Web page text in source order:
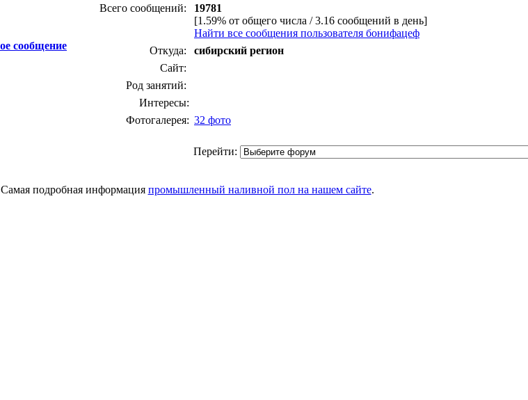
Всего сообщений:
19781
[1.59% от общего числа / 3.16 сообщений в день]
Найти все сообщения пользователя бонифацеф
Откуда:
сибирский регион
Сайт:
Род занятий:
Интересы:
Фотогалерея: 32 фото
Перейти:
Самая подробная информация промышленный наливной пол на нашем сайте.